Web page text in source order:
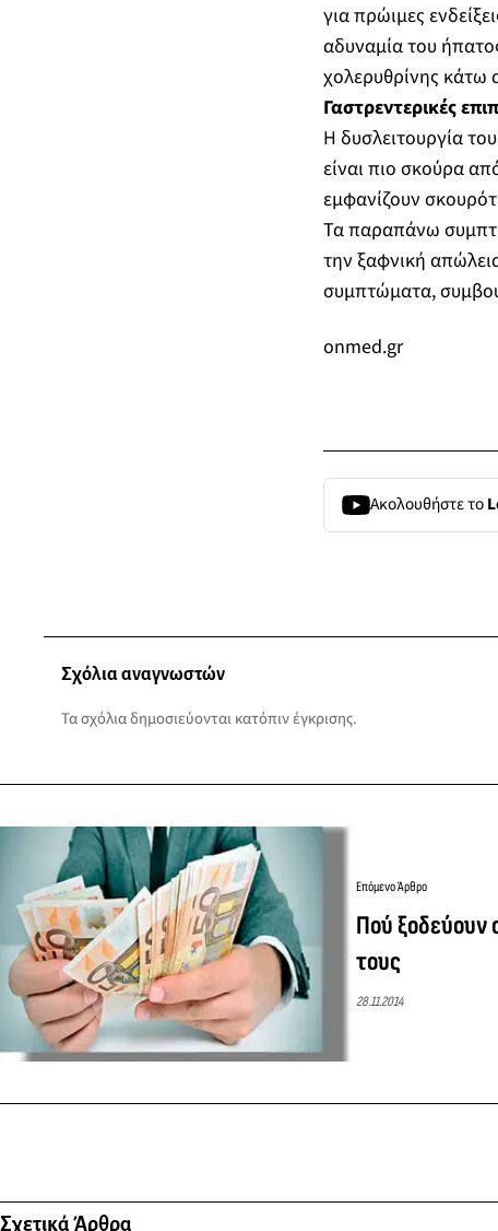
για πρώιμες
αδυναμία του
χολερυθρίνης κάτω
Γαστρεντερικές
Η δυσλειτουργία
είναι πιο σκούρα
εμφανίζουν
Τα παραπάνω
την ξαφνική
συμπτώματα,
onmed.gr
Ακολουθήστε το
Σχόλια αναγνωστών
Τα σχόλια δημοσιεύονται κατόπιν έγκρισης.
Επόμενο Άρθρο
Πού ξοδεύουν
τους
28.11.2014
Σχετικά Άρθρα